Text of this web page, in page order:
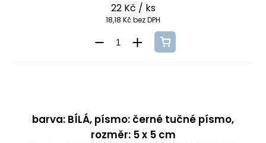
22 Kč / ks
18,18 Kč bez DPH
barva: BÍLÁ, písmo: černé tučné písmo,
rozměr: 5 x 5 cm